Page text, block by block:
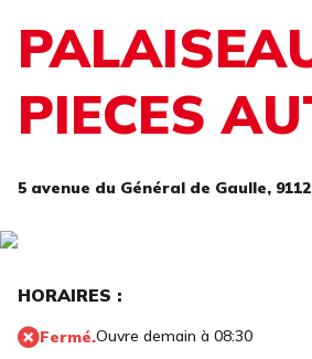
PIECES
5 avenue du Général de Gaulle,
HORAIRES :
Fermé.Ouvre demain à 08:30